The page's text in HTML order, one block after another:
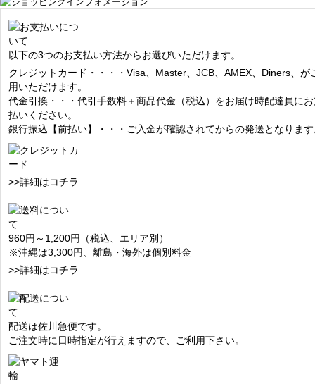
以下の3つのお支払い方法からお選びいただけます。
クレジットカード・・・・Visa、Master、JCB、AMEX、Diners、が
用いただけます。
代金引換・・・代引手数料＋商品代金（税込）をお届け時配達員に
払いください。
銀行振込【前払い】・・・ご入金が確認されてからの発送となりま
>>詳細はコチラ
960円～1,200円（税込、エリア別）
※沖縄は3,300円、離島・海外は個別料金
>>詳細はコチラ
配送は佐川急便です。
ご注文時に日時指定が行えますので、ご利用下さい。